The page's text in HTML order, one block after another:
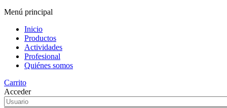
Menú principal
Inicio
Productos
Actividades
Profesional
Quiénes somos
Carrito
Acceder